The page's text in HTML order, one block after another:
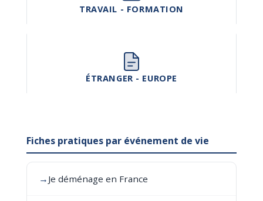
TRAVAIL - FORMATION
ÉTRANGER - EUROPE
Fiches pratiques par événement de vie
→ Je déménage en France